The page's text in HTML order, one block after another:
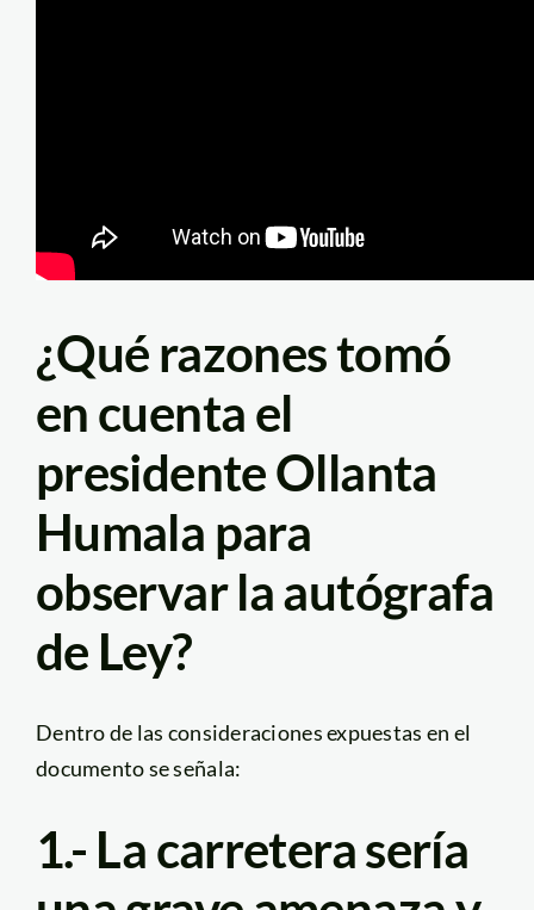
¿Qué razones tomó
en cuenta el
presidente Ollanta
Humala para
observar la autógrafa
de Ley?
Dentro de las consideraciones expuestas en el
documento se señala:
1.- La carretera sería